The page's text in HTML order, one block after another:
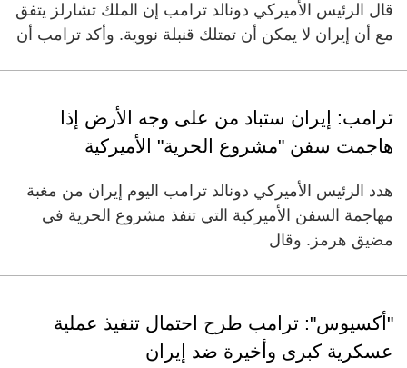
​قال الرئيس الأميركي دونالد ⁠ترامب إن ‌الملك تشارلز ‌يتفق
مع ‌أن ‌إيران ‌لا يمكن ​أن ‌تمتلك قنبلة ​نووية. وأكد ترامب أن
ترامب: إيران ستباد من على وجه الأرض إذا
هاجمت سفن "مشروع الحرية" الأميركية
هدد الرئيس الأميركي دونالد ترامب اليوم إيران من مغبة
مهاجمة السفن الأميركية التي تنفذ مشروع الحرية في
مضيق هرمز. وقال
"أكسيوس": ترامب طرح احتمال تنفيذ عملية
عسكرية كبرى وأخيرة ضد إيران